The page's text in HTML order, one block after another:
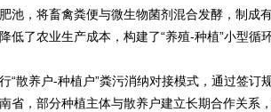
池，将畜禽粪便与微生物菌剂混合发酵，制成
低了农业生产成本，构建了“养殖-种植”小型循环
养户-种植户”粪污消纳对接模式，通过签订
省，部分种植主体与散养户建立长期合作关系